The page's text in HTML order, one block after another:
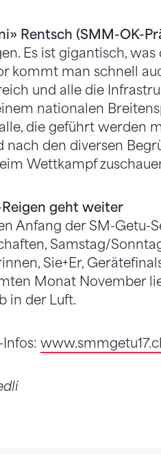
Rentsch (SMM-OK-
Es ist gigantisch,
kommt man schnell
und alle die
nationalen
die geführt werden
nach den diversen
Wettkampf
geht weiter
Anfang der SM-Getu-
Samstag/
Sie+Er,
Monat November
in der Luft.